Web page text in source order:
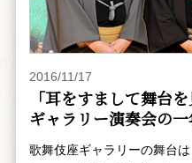
2016/11/17
「耳をすまして舞台
ギャラリー演奏会の
歌舞伎座ギャラリーの舞台